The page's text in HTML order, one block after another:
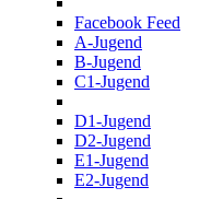
Facebook Feed
A-Jugend
B-Jugend
C1-Jugend
D1-Jugend
D2-Jugend
E1-Jugend
E2-Jugend